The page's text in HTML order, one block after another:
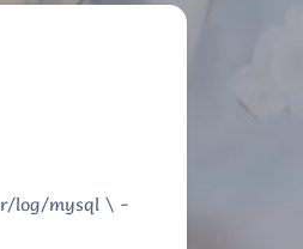
log/mysql \ -